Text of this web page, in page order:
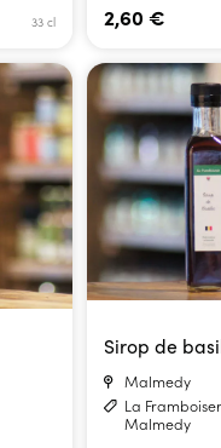
33 cl 2,60 €
Sirop de
Malmedy
La
Malmedy